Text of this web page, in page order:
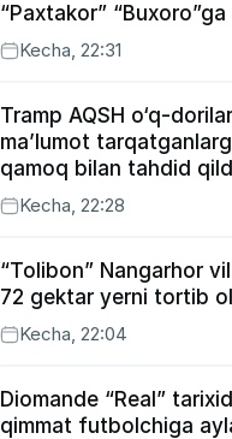
“Paxtakor”
bahsda g‘alabani
chiqardi
Kecha, 22:31
Tramp AQSH o‘q-
ma’lumot
qamoq bilan tahdid
Kecha, 22:28
“Tolibon” Nangarhor
72 gektar yerni tortib
Kecha, 22:04
Diomande “Real”
qimmat futbolchiga